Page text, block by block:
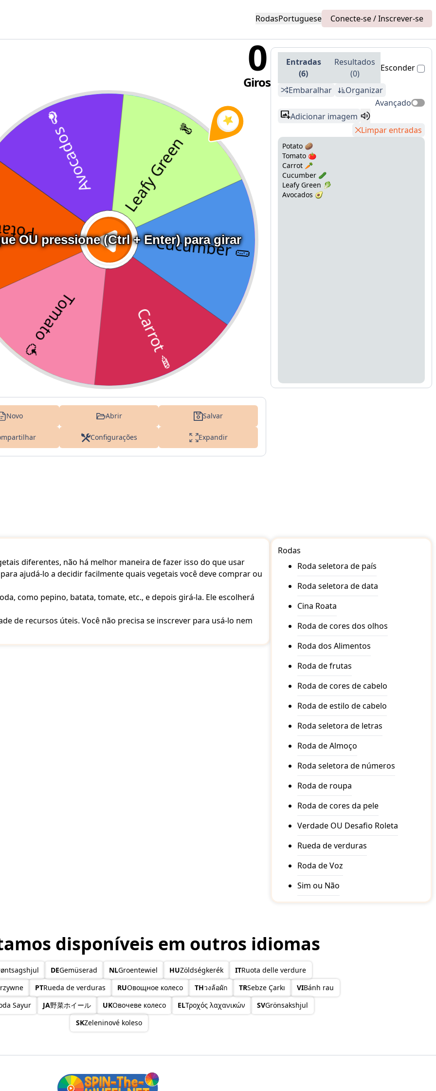
RodasPortuguese Conecte-se / Inscrever-se
OU pressione (Ctrl + Enter) para girar
0
Giros
Novo Abrir Salvar
Configurações Expandir
Entradas
(6)
Resultados
(0)
Esconder
Embaralhar
Organizar
Avançado
Adicionar imagem
Limpar entradas
Potato 🥔
Tomato 🍅
Carrot 🥕
Cucumber 🥒
Leafy Green 🥬
Avocados 🥑
diferentes, não há melhor maneira de fazer isso do que usar
ajudá-lo a decidir facilmente quais vegetais você deve comprar ou
como pepino, batata, tomate, etc., e depois girá-la. Ele escolherá
de recursos úteis. Você não precisa se inscrever para usá-lo nem
Rodas
Roda seletora de país
Roda seletora de data
Cina Roata
Roda de cores dos olhos
Roda dos Alimentos
Roda de frutas
Roda de cores de cabelo
Roda de estilo de cabelo
Roda seletora de letras
Roda de Almoço
Roda seletora de números
Roda de roupa
Roda de cores da pele
Verdade OU Desafio Roleta
Rueda de verduras
Roda de Voz
Sim ou Não
disponíveis em outros idiomas
DEGemüserad NLGroentewiel HUZöldségkerék ITRuota delle verdure
PTRueda de verduras RUОвощное колесо THวงล้อผัก TRSebze Çarkı VIBánh rau
Sayur
JA野菜ホイール UKОвочеве колесо ELΤροχός λαχανικών SVGrönsakshjul
SKZeleninové koleso